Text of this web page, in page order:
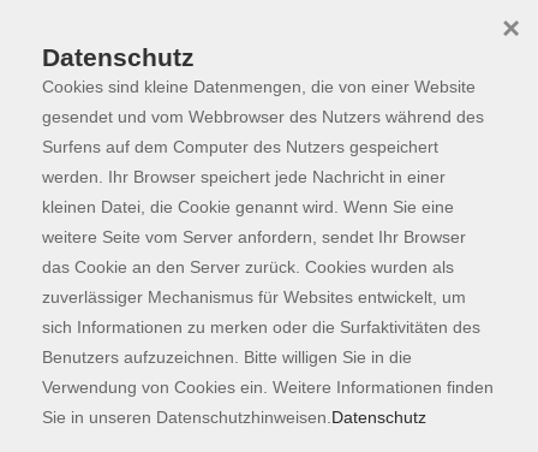
Skip to main content
Programm
Der Kurs konnte nicht gefunden werden.
Kontaktformular
Impressum
AGB
Datenschutzerklärung
Datenschutz
Cookies sind kleine Datenmengen, die von einer Website
gesendet und vom Webbrowser des Nutzers während des
Surfens auf dem Computer des Nutzers gespeichert
werden. Ihr Browser speichert jede Nachricht in einer
kleinen Datei, die Cookie genannt wird. Wenn Sie eine
weitere Seite vom Server anfordern, sendet Ihr Browser
das Cookie an den Server zurück. Cookies wurden als
zuverlässiger Mechanismus für Websites entwickelt, um
sich Informationen zu merken oder die Surfaktivitäten des
Benutzers aufzuzeichnen. Bitte willigen Sie in die
Verwendung von Cookies ein. Weitere Informationen finden
Sie in unseren Datenschutzhinweisen. Datenschutz
×